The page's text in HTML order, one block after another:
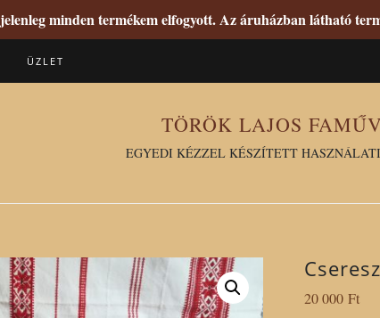
minden termékem elfogyott. Az áruházban látható
ÜZLET
TÖRÖK LAJOS
EGYEDI KÉZZEL KÉSZÍTETT
20 000 Ft